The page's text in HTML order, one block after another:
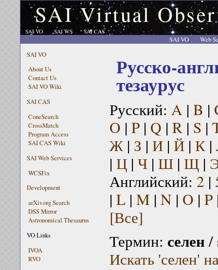
SAI Virtual
SAI VO SAI WS SAI CAS
SAI VO
Web
SAI VO
About Us
Contact Us
SAI VO Wiki
SAI CAS
ConeSearch
CrossMatch
Program Access
SAI CAS Wiki
SAI Web Services
WCSFix
Development
arXiv.org Search
DSS Mirror
Astronomical Thesaurus
VO Links
IVOA
RVO
Русско-
тезаурус
Русский: A | B |
O | P| Q | R| S |
Ж| З | И| Й| К|
| Ц| Ч| Ш| Щ|
Английский: 2 |
| L| M | N | O | P
[Все]
Термин: селен/
Искать 'селен'